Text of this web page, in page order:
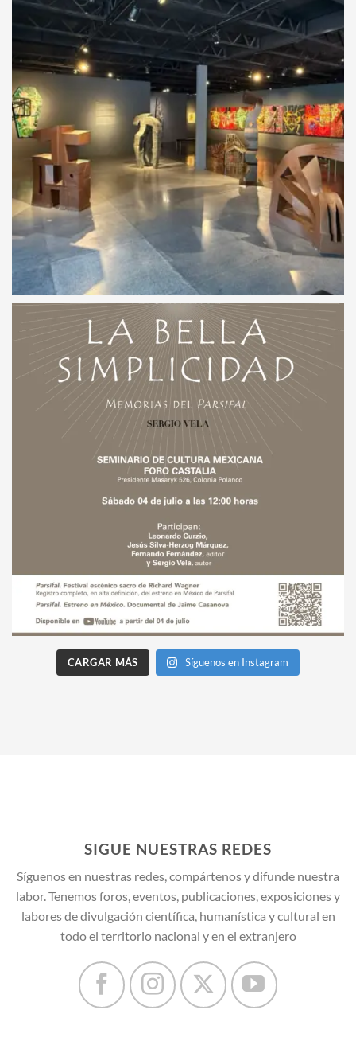
CARGAR MÁS Síguenos en Instagram
SIGUE NUESTRAS REDES
Síguenos en nuestras redes, compártenos y difunde nuestra
labor. Tenemos foros, eventos, publicaciones, exposiciones y
labores de divulgación científica, humanística y cultural en
todo el territorio nacional y en el extranjero